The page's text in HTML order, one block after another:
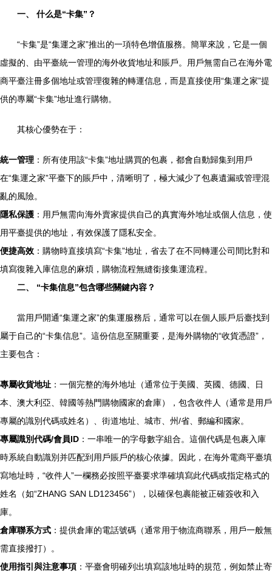
一、 什么是“卡集”？
“卡集”是“集運之家”推出的一項特色增值服務。簡單來說，它是一個
虛擬的、由平臺統一管理的海外收貨地址和賬戶。用戶無需自己在海外電
商平臺注冊多個地址或管理復雜的轉運信息，而是直接使用“集運之家”提
供的專屬“卡集”地址進行購物。
其核心優勢在于：
統一管理 ：所有使用該“卡集”地址購買的包裹，都會自動歸集到用戶
在“集運之家”平臺下的賬戶中，清晰明了，極大減少了包裹遺漏或管理混
亂的風險。
隱私保護 ：用戶無需向海外賣家提供自己的真實海外地址或個人信息，使
用平臺提供的地址，有效保護了隱私安全。
便捷高效 ：購物時直接填寫“卡集”地址，省去了在不同轉運公司間比對和
填寫復雜入庫信息的麻煩，購物流程無縫銜接集運流程。
二、 “卡集信息”包含哪些關鍵內容？
當用戶開通“集運之家”的集運服務后，通常可以在個人賬戶后臺找到
屬于自己的“卡集信息”。這份信息至關重要，是海外購物的“收貨憑證”，
主要包含：
專屬收貨地址 ：一個完整的海外地址（通常位于美國、英國、德國、日
本、澳大利亞、韓國等熱門購物國家的倉庫），包含收件人（通常是用戶
專屬的識別代碼或姓名）、街道地址、城市、州/省、郵編和國家。
專屬識別代碼/會員ID ：一串唯一的字母數字組合。這個代碼是包裹入庫
時系統自動識別并匹配到用戶賬戶的核心依據。因此，在海外電商平臺填
寫地址時，“收件人”一欄務必按照平臺要求準確填寫此代碼或指定格式的
姓名（如“ZHANG SAN LD123456”），以確保包裹能被正確簽收和入
庫。
倉庫聯系方式 ：提供倉庫的電話號碼（通常用于物流商聯系，用戶一般無
需直接撥打）。
使用指引與注意事項 ：平臺會明確列出填寫該地址時的規范，例如禁止寄